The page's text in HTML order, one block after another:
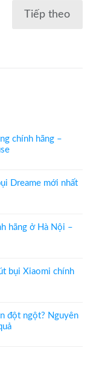
Tiếp theo
chính hãng –
Dreame mới nhất
hãng ở Hà Nội –
bụi Xiaomi chính
đột ngột? Nguyên